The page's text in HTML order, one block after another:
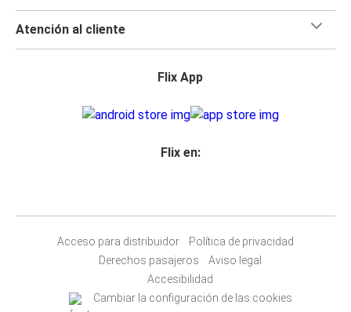
Atención al cliente
Flix App
Flix en:
Acceso para distribuidor
Política de privacidad
Derechos pasajeros
Aviso legal
Accesibilidad
Cambiar la configuración de las cookies